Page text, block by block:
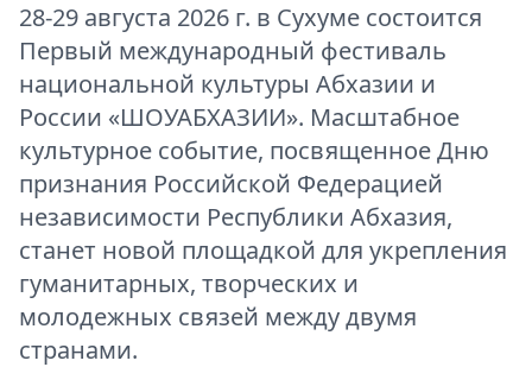
28-29 августа 2026 г. в Сухуме состоится
Первый международный фестиваль
национальной культуры Абхазии и
России «ШОУАБХАЗИИ». Масштабное
культурное событие, посвященное Дню
признания Российской Федерацией
независимости Республики Абхазия,
станет новой площадкой для укрепления
гуманитарных, творческих и
молодежных связей между двумя
странами.